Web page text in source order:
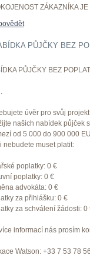
ZÁKAZNÍKA
PŮJČKY BEZ
PŮJČKY BEZ
úvěr pro svůj
našich nabídek půjček
od 5 000 do 900 000
nebudete muset platit:
poplatky: 0 €
poplatky: 0 €
advokáta: 0 €
za přihlášku: 0 €
za schválení žádosti: 0
informací nás prosím
Watson: +33 7 53 78